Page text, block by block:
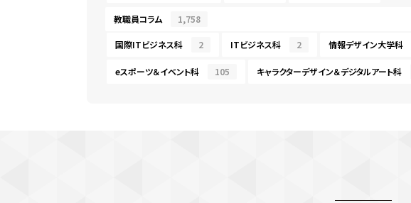
教職員コラム 1,758
国際ITビジネス科 2 ITビジネス科 2 情報デザイン大学科
eスポーツ＆イベント科 105 キャラクターデザイン＆デジタルアート科